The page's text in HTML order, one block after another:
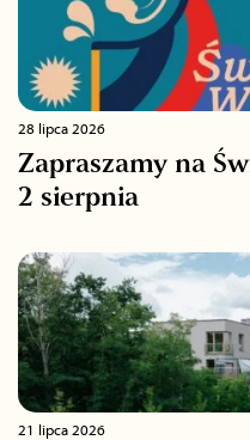
28 lipca 2026
Zapraszamy na
2 sierpnia
21 lipca 2026